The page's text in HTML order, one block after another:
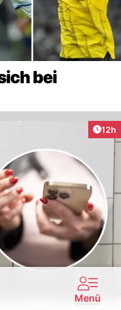
bei
12h
Menü